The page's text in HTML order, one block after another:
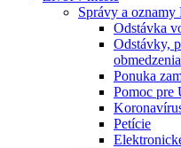
Správy a oznamy
Odstávka
Odstávky,
obmedzenia
Ponuka
Pomoc pre
Petície